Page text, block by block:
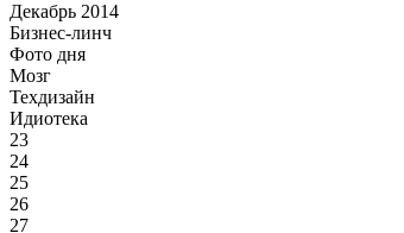
Декабрь 2014
Бизнес-линч
Фото дня
Мозг
Техдизайн
Идиотека
23
24
25
26
27